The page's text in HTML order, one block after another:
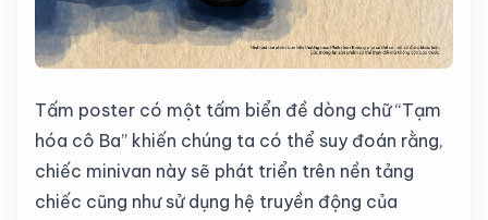
Tấm poster có một tấm biển đề dòng chữ “Tạm
hóa cô Ba” khiến chúng ta có thể suy đoán rằng,
chiếc minivan này sẽ phát triển trên nền tảng
chiếc cũng như sử dụng hệ truyền động của